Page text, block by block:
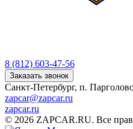
8 (812) 603-47-56
Заказать звонок
Санкт-Петербург, п.
zapcar@zapcar.ru
zapcar.ru
© 2026 ZAPCAR.RU. Все